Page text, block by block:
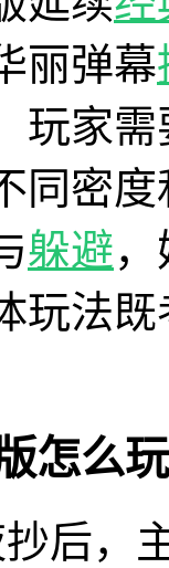
丽弹幕
玩家
同密
躲避
玩法
怎么
后，